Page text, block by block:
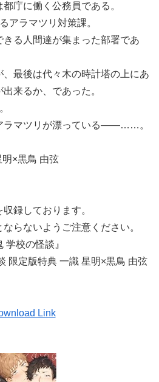
庁に働く公務員である。
アラマツリ対策課。
る人間達が集まった部署であ
最後は代々木の時計塔の上にあ
来るか、であった。
ラマツリが漂っている――……。
×黒鳥 由弦
録しております。
らないようご注意ください。
学校の怪談』
限定版特典 一識 星明×黒鳥 由弦
Link